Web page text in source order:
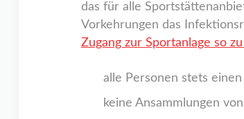
das für alle
Vorkehrungen das
Zugang zur Sportanlage so
alle Personen stets
keine Ansammlungen